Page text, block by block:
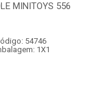
MINITOYS 556
54746
1X1